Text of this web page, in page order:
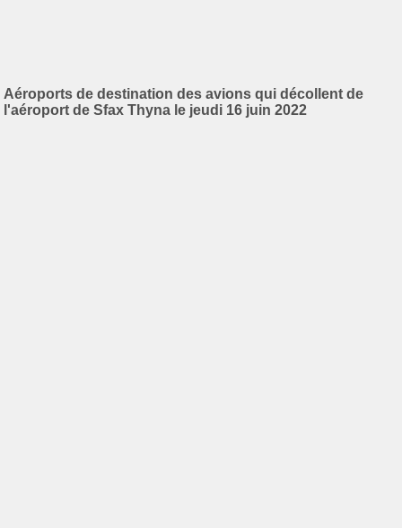
Aéroports de destination des avions qui décollent de
l'aéroport de Sfax Thyna le jeudi 16 juin 2022